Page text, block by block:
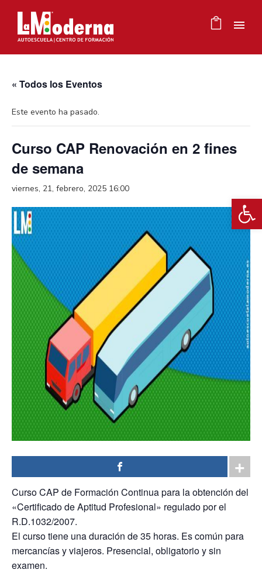
« Todos los Eventos
Este evento ha pasado.
Curso CAP Renovación en 2 fines
de semana
viernes, 21, febrero, 2025 16:00
Curso CAP de Formación Continua para la obtención del
«Certificado de Aptitud Profesional» regulado por el
R.D.1032/2007.
El curso tiene una duración de 35 horas. Es común para
mercancías y viajeros. Presencial, obligatorio y sin
examen.